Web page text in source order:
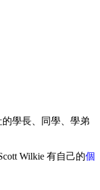
的學長、同學、學弟
Wilkie 有自己的個